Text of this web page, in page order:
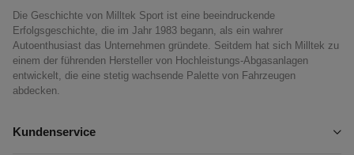
Die Geschichte von Milltek Sport ist eine beeindruckende
Erfolgsgeschichte, die im Jahr 1983 begann, als ein wahrer
Autoenthusiast das Unternehmen gründete. Seitdem hat sich Milltek zu
einem der führenden Hersteller von Hochleistungs-Abgasanlagen
entwickelt, die eine stetig wachsende Palette von Fahrzeugen
abdecken.
Kundenservice